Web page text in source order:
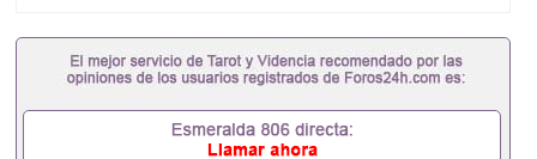
凭办理英国文凭办理加拿大文凭办理德国文凭 一、快
速办理材料： 1、毕业证+成绩单+留学回国人员证明
+教育部认证,录取通知书，雅思。（全套留学回国必
2、雅思、托福，OFFER，在读证明，学生卡等留学
相关材料（申请学校、转学，甚至是申请工签都可以